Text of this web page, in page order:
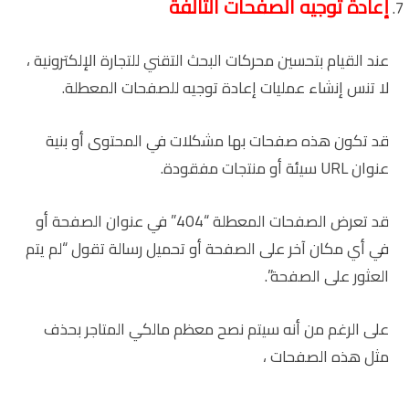
عند القيام بتحسين محركات البحث التقني للتجارة الإلكترونية ،
لا تنس إنشاء عمليات إعادة توجيه للصفحات المعطلة.
قد تكون هذه صفحات بها مشكلات في المحتوى أو بنية
عنوان URL سيئة أو منتجات مفقودة.
قد تعرض الصفحات المعطلة “404” في عنوان الصفحة أو
في أي مكان آخر على الصفحة أو تحميل رسالة تقول “لم يتم
العثور على الصفحة”.
على الرغم من أنه سيتم نصح معظم مالكي المتاجر بحذف
مثل هذه الصفحات ،